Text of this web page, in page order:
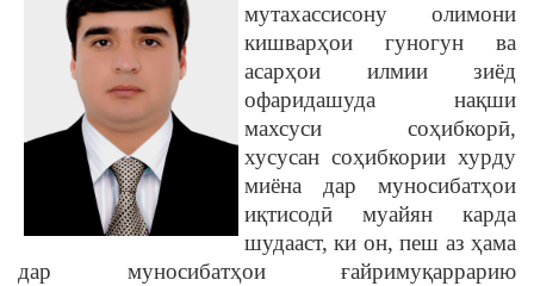
мутахассисону олимони
кишварҳои гуногун ва
асарҳои илмии зиёд
офаридашуда нақши
махсуси соҳибкорӣ,
хусусан соҳибкории хурду
миёна дар муносибатҳои
иқтисодӣ муайян карда
шудааст, ки он, пеш аз ҳама
дар муносибатҳои ғайримуқаррарию